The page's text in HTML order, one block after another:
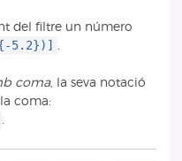
del filtre un número
5.2})]
coma, la seva notació
coma:
.